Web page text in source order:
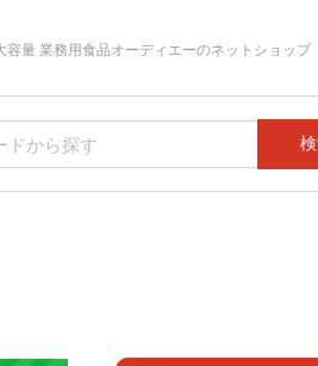
容量 業務用食品オーディエーのネットショップ